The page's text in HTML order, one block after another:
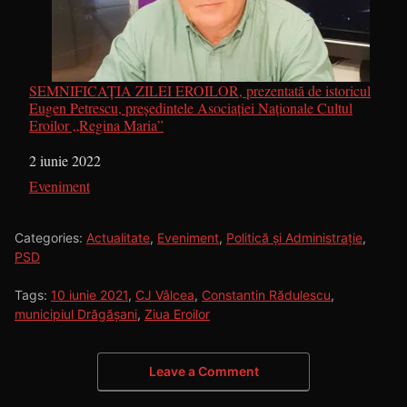
SEMNIFICAȚIA ZILEI EROILOR, prezentată de istoricul
Eugen Petrescu, președintele Asociației Naționale Cultul
Eroilor „Regina Maria”
Dată
2 iunie 2022
În legătură cu
Eveniment
Categories: Actualitate, Eveniment, Politică și Administrație,
PSD
Tags: 10 iunie 2021, CJ Vâlcea, Constantin Rădulescu,
municipiul Drăgășani, Ziua Eroilor
Leave a Comment